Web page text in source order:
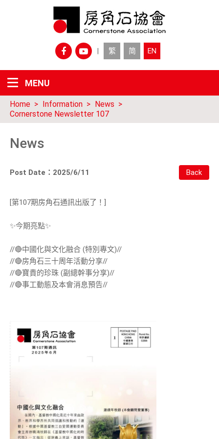
繁 简 EN
Home Information
News
Cornerstone Newsletter 107
News
Post Date：2025/6/11
[第107期房角石通訊出版了！]
✨今期亮點✨
//🔴中國化與文化融合 (特別專文)//
//🔴房角石三十周年活動分享//
//🔴寶貴的珍珠 (副總幹事分享)//
//🔴事工動態及本會消息預告//